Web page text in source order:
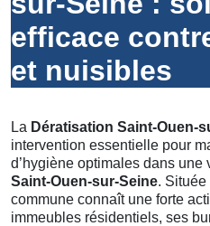
efficace
et nuisibles
La Dératisation Saint-Ouen-
intervention essentielle pour
d’hygiène optimales dans
Saint-Ouen-sur-Seine.
commune connaît une forte
immeubles résidentiels, ses